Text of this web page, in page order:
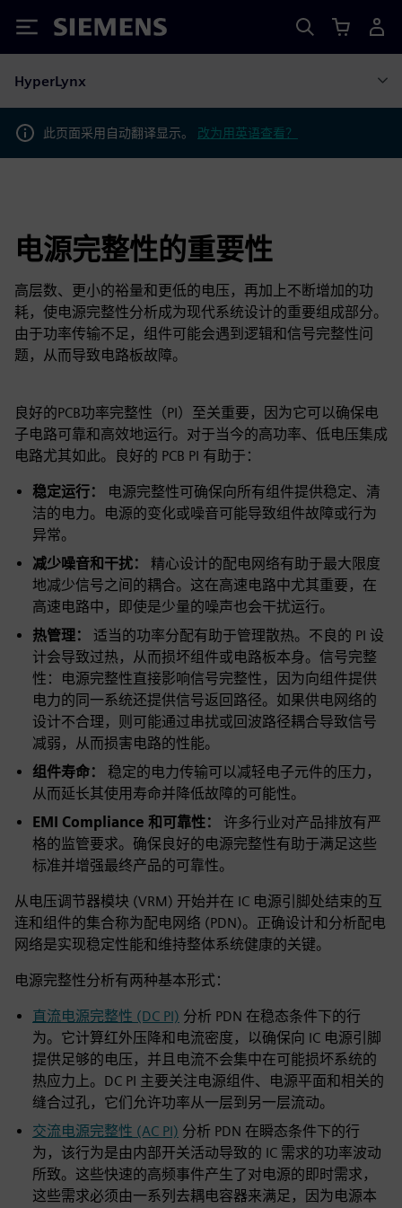
Siemens
HyperLynx
此页面采用自动翻译显示。 改为用英语查看？
电源完整性的重要性
高层数、更小的裕量和更低的电压，再加上不断增加的功
耗，使电源完整性分析成为现代系统设计的重要组成部分。
由于功率传输不足，组件可能会遇到逻辑和信号完整性问
题，从而导致电路板故障。
良好的PCB功率完整性（PI）至关重要，因为它可以确保电
子电路可靠和高效地运行。对于当今的高功率、低电压集成
电路尤其如此。良好的 PCB PI 有助于：
稳定运行：
电源完整性可确保向所有组件提供稳定、清
洁的电力。电源的变化或噪音可能导致组件故障或行为
异常。
减少噪音和干扰：
精心设计的配电网络有助于最大限度
地减少信号之间的耦合。这在高速电路中尤其重要，在
高速电路中，即使是少量的噪声也会干扰运行。
热管理：
适当的功率分配有助于管理散热。不良的 PI 设
计会导致过热，从而损坏组件或电路板本身。信号完整
性：电源完整性直接影响信号完整性，因为向组件提供
电力的同一系统还提供信号返回路径。如果供电网络的
设计不合理，则可能通过串扰或回波路径耦合导致信号
减弱，从而损害电路的性能。
组件寿命： 稳定的电力传输可以减轻电子元件的压力，
从而延长其使用寿命并降低故障的可能性。
EMI Compliance 和可靠性： 许多行业对产品排放有严
格的监管要求。确保良好的电源完整性有助于满足这些
标准并增强最终产品的可靠性。
从电压调节器模块 (VRM) 开始并在 IC 电源引脚处结束的互
连和组件的集合称为配电网络 (PDN)。正确设计和分析配电
网络是实现稳定性能和维持整体系统健康的关键。
电源完整性分析有两种基本形式：
直流电源完整性 (DC PI) 分析 PDN 在稳态条件下的行
为。它计算红外压降和电流密度，以确保向 IC 电源引脚
提供足够的电压，并且电流不会集中在可能损坏系统的
热应力上。DC PI 主要关注电源组件、电源平面和相关的
缝合过孔，它们允许功率从一层到另一层流动。
交流电源完整性 (AC PI) 分析 PDN 在瞬态条件下的行
为，该行为是由内部开关活动导致的 IC 需求的功率波动
所致。这些快速的高频事件产生了对电源的即时需求，
这些需求必须由一系列去耦电容器来满足，因为电源本